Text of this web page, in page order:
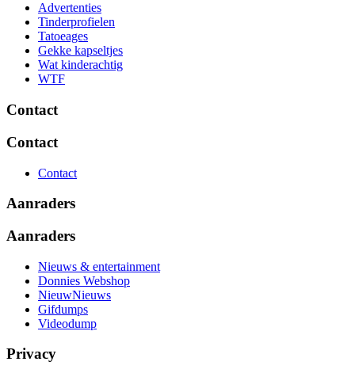
Advertenties
Tinderprofielen
Tatoeages
Gekke kapseltjes
Wat kinderachtig
WTF
Contact
Contact
Contact
Aanraders
Aanraders
Nieuws & entertainment
Donnies Webshop
NieuwNieuws
Gifdumps
Videodump
Privacy